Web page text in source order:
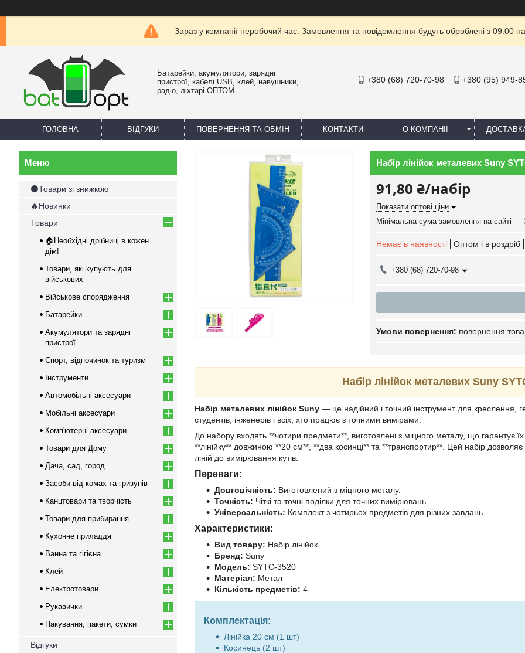
Зараз у компанії неробочий час. Замовлення та повідомлення будуть оброблені з 09:00
Батарейки, акумулятори, зарядні
пристрої, кабелі USB, клей, навушники,
радіо, ліхтарі ОПТОМ
+380 (68) 720-70-98 +380 (95) 949-
ГОЛОВНА ВІДГУКИ ПОВЕРНЕННЯ ТА ОБМІН КОНТАКТИ О КОМПАНІЇ
Набір лінійок металевих Suny
91,80 ₴/набір
Показати оптові ціни
Мінімальна сума замовлення на сайті —
Немає в наявності Оптом і в роздріб
+380 (68) 720-70-98
повернення
Набір лінійок металевих Suny
Набір металевих лінійок Suny — це надійний і точний інструмент для креслення,
студентів, інженерів і всіх, хто працює з точними вимірами.
До набору входять **чотири предмети**, виготовлені з міцного металу, що гарантує
**лінійку** довжиною **20 см**, **два косинці** та **транспортир**. Цей набір
ліній до вимірювання кутів.
Переваги:
Довговічність: Виготовлений з міцного металу.
Точність: Чіткі та точні поділки для точних вимірювань.
Універсальність: Комплект з чотирьох предметів для різних завдань.
Характеристики:
Вид товару: Набір лінійок
Бренд: Suny
Модель: SYTC-3520
Матеріал: Метал
Кількість предметів: 4
Комплектація:
Лінійка 20 см (1 шт)
Косинець (2 шт)
⚫Товари зі знижкою
🔥Новинки
Товари
🏠Необхідні дрібниці в кожен
дім!
Товари, які купують для
військових
Військове спорядження
Батарейки
Акумулятори та зарядні
пристрої
Спорт, відпочинок та туризм
Інструменти
Автомобільні аксесуари
Мобільні аксесуари
Комп'ютерні аксесуари
Товари для Дому
Дача, сад, город
Засоби від комах та гризунів
Канцтовари та творчість
Товари для прибирання
Кухонне приладдя
Ванна та гігієна
Клей
Електротовари
Рукавички
Пакування, пакети, сумки
Відгуки